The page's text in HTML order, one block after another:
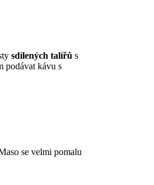
sdílených talířů s
podávat kávu s
se velmi pomalu